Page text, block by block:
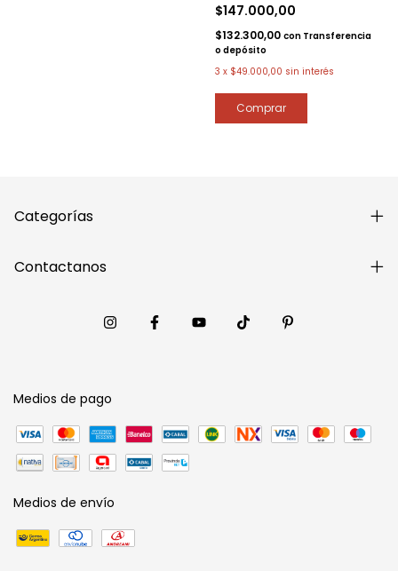
$147.000,00
$132.300,00 con Transferencia
o depósito
3 x $49.000,00 sin interés
Categorías
Contactanos
Medios de pago
Medios de envío